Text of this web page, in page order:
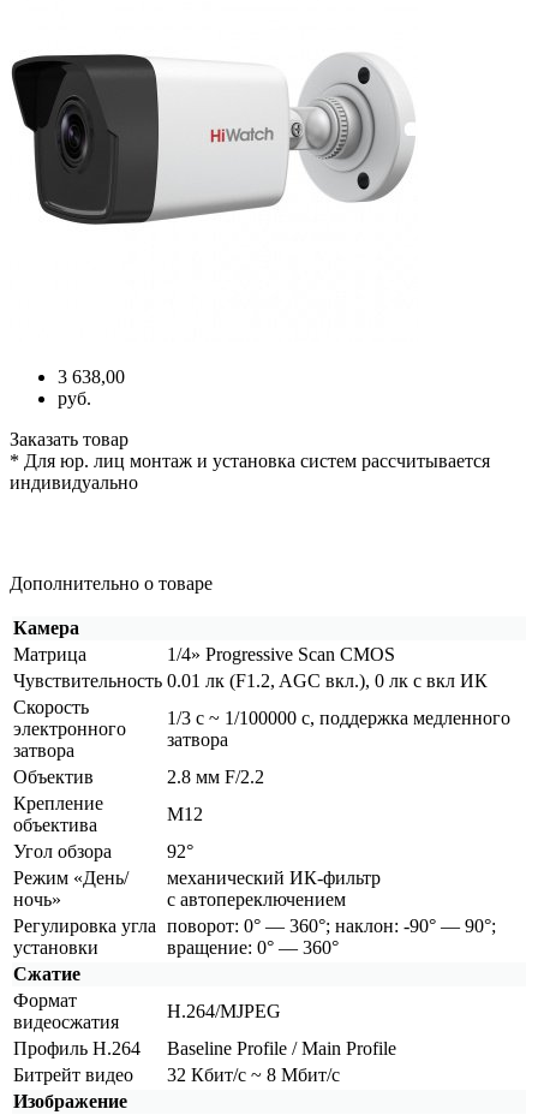
3 638,00
руб.
Заказать товар
* Для юр. лиц монтаж и установка систем рассчитывается
индивидуально
Дополнительно о товаре
Камера
Матрица
1/4» Progressive Scan CMOS
Чувствительность 0.01 лк (F1 .2, AGC вкл.), 0 лк с вкл ИК
Скорость
электронного
затвора
1/3 с ~ 1/100000 с, поддержка медленного
затвора
Объектив
2.8 мм F/2.2
Крепление
объектива
М12
Угол обзора
92°
Режим «День/
ночь»
механический ИК-фильтр
с автопереключением
Регулировка угла
установки
поворот: 0° — 360°; наклон: -90° — 90°;
вращение: 0° — 360°
Сжатие
Формат
видеосжатия
H.264/MJPEG
Профиль H.264
Baseline Profile / Main Profile
Битрейт видео
32 Кбит/с ~ 8 Мбит/с
Изображение